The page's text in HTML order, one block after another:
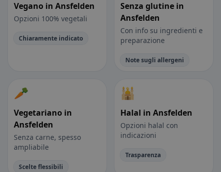
Vegano in Ansfelden
Opzioni 100% vegetali
Chiaramente indicato
Senza glutine in
Ansfelden
Con info su ingredienti e
preparazione
Note sugli allergeni
🥕
Vegetariano in
Ansfelden
Senza carne, spesso
ampliabile
Scelte flessibili
🕌
Halal in Ansfelden
Opzioni halal con
indicazioni
Trasparenza